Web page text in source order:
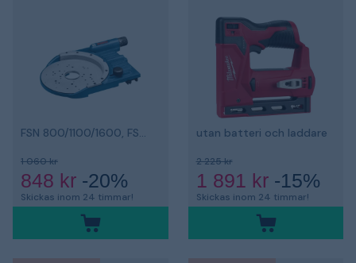
FSN 800/1100/1600, FSN RA 32 800/1600
1 060 kr
848 kr -20%
Skickas inom 24 timmar!
utan batteri och laddare
2 225 kr
1 891 kr-15%
Skickas inom 24 timmar!